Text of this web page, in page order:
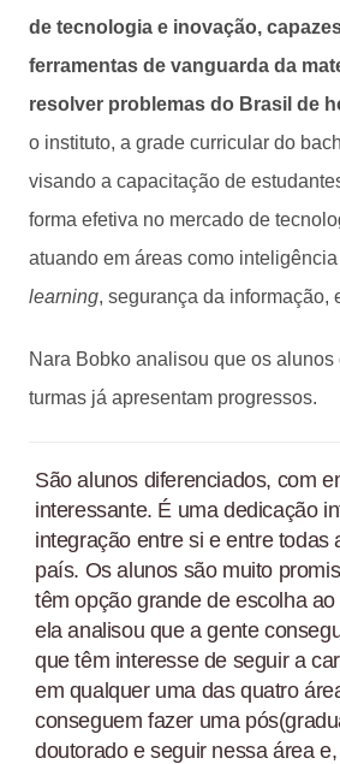
de tecnologia e inovação,
ferramentas de vanguarda da
resolver problemas do Brasil de
o instituto, a grade curricular do
visando a capacitação de
forma efetiva no mercado de
atuando em áreas como
learning, segurança da informação,
Nara Bobko analisou que os alunos
turmas já apresentam progressos.
São alunos diferenciados, com
interessante. É uma dedicação
integração entre si e entre todas
país. Os alunos são muito
têm opção grande de escolha
ela analisou que a gente
que têm interesse de seguir a
em qualquer uma das quatro
conseguem fazer uma
doutorado e seguir nessa área